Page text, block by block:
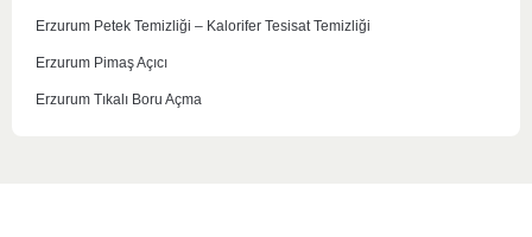
Erzurum Petek Temizliği – Kalorifer Tesisat Temizliği
Erzurum Pimaş Açıcı
Erzurum Tıkalı Boru Açma